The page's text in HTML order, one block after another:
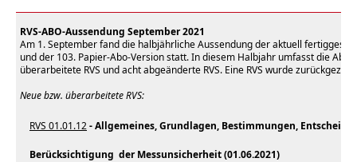
RVS-ABO-Aussendung September 2021
Am 1. September fand die halbjährliche Aussendung der aktuell
und der 103. Papier-Abo-Version statt. In diesem Halbjahr umfasst die Abo-
überarbeitete RVS und acht abgeänderte RVS. Eine RVS wurde
Neue bzw. überarbeitete RVS:
RVS 01.01.12- Allgemeines, Grundlagen, Bestimmungen,
Berücksichtigung der Messunsicherheit (01.06.2021)